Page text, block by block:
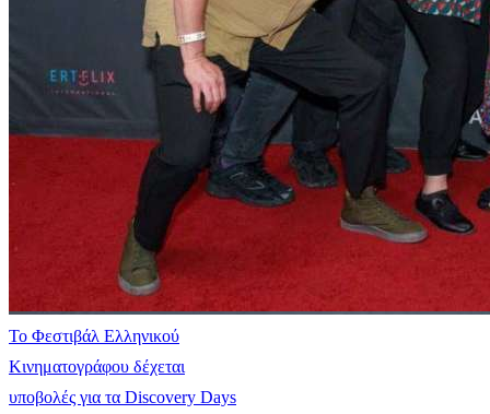
Το Φεστιβάλ Ελληνικού
Κινηματογράφου δέχεται
υποβολές για τα Discovery Days